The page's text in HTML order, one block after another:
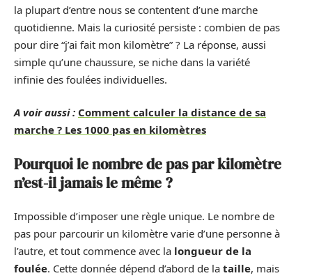
la plupart d’entre nous se contentent d’une marche
quotidienne. Mais la curiosité persiste : combien de pas
pour dire “j’ai fait mon kilomètre” ? La réponse, aussi
simple qu’une chaussure, se niche dans la variété
infinie des foulées individuelles.
A voir aussi : Comment calculer la distance de sa
marche ? Les 1000 pas en kilomètres
Pourquoi le nombre de pas par kilomètre
n’est-il jamais le même ?
Impossible d’imposer une règle unique. Le nombre de
pas pour parcourir un kilomètre varie d’une personne à
l’autre, et tout commence avec la longueur de la
foulée. Cette donnée dépend d’abord de la taille, mais